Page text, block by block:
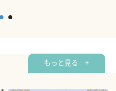
もっと見る +